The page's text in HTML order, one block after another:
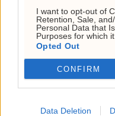
I want to opt-out of
Retention, Sale,
Personal Data that
Purposes for which
Opted Out
CONFIRM
Data Deletion
Ukraina
luftvern –
takker